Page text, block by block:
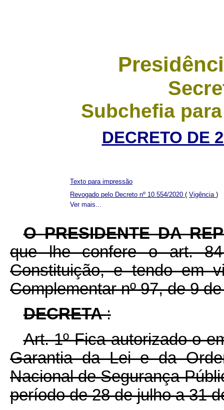
Subchefia
DECRETO DE
Ver mais...
Texto para impressão
Revogado pelo Decreto nº 10.554/2020 ( Vigência )
O PRESIDENTE DA
que lhe confere o art.
Constituição, e tendo em
Complementar nº 97, de 9
DECRETA:
Art. 1º Fica autorizado o
Garantia da Lei e da
Nacional de Segurança
período de 28 de julho a 31